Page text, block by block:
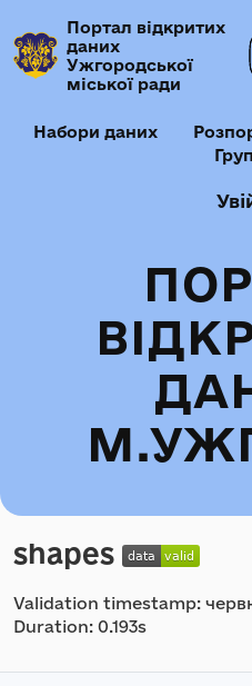
Портал відкритих
даних
Ужгородської
міської ради
Набори даних
shapes
Validation timestamp:
Duration: 0.193s